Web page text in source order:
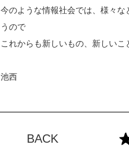
今のような情報社会では、様々
うので
これからも新しいもの、新しいこ
池西
BACK